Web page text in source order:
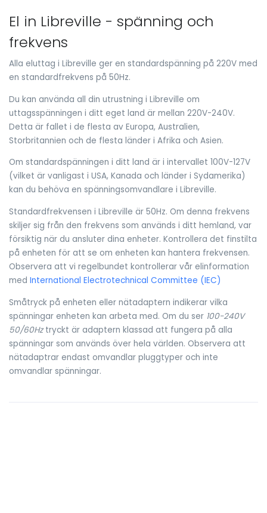
El in Libreville - spänning och
frekvens
Alla eluttag i Libreville ger en standardspänning på 220V med
en standardfrekvens på 50Hz.
Du kan använda all din utrustning i Libreville om
uttagsspänningen i ditt eget land är mellan 220V-240V.
Detta är fallet i de flesta av Europa, Australien,
Storbritannien och de flesta länder i Afrika och Asien.
Om standardspänningen i ditt land är i intervallet 100V-127V
(vilket är vanligast i USA, Kanada och länder i Sydamerika)
kan du behöva en spänningsomvandlare i Libreville.
Standardfrekvensen i Libreville är 50Hz. Om denna frekvens
skiljer sig från den frekvens som används i ditt hemland, var
försiktig när du ansluter dina enheter. Kontrollera det finstilta
på enheten för att se om enheten kan hantera frekvensen.
Observera att vi regelbundet kontrollerar vår elinformation
med International Electrotechnical Committee (IEC)
Småtryck på enheten eller nätadaptern indikerar vilka
spänningar enheten kan arbeta med. Om du ser 100-240V
50/60Hztryckt är adaptern klassad att fungera på alla
spänningar som används över hela världen. Observera att
nätadaptrar endast omvandlar pluggtyper och inte
omvandlar spänningar.